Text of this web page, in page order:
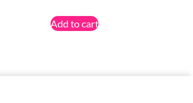
Add to cart